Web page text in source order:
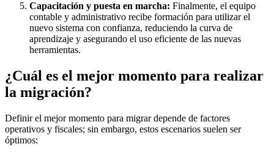
Capacitación y puesta en marcha: Finalmente, el equipo
contable y administrativo recibe formación para utilizar el
nuevo sistema con confianza, reduciendo la curva de
aprendizaje y asegurando el uso eficiente de las nuevas
herramientas.
¿Cuál es el mejor momento para realizar
la migración?
Definir el mejor momento para migrar depende de factores
operativos y fiscales; sin embargo, estos escenarios suelen ser
óptimos: